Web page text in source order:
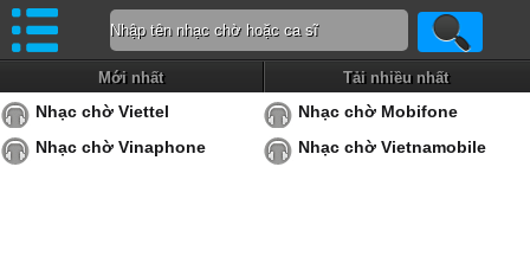
Mới nhất Tải nhiều nhất
Nhạc chờ Viettel
Nhạc chờ Mobifone
Nhạc chờ Vinaphone
Nhạc chờ Vietnamobile